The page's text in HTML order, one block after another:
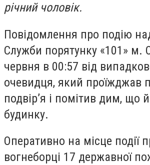
річний чоловік.
Повідомлення про подію
Служби порятунку «101» м.
червня в 00:57 від
очевидця, який проїжджав
подвір’я і помітив дим, що
будинку.
Оперативно на місце події
вогнеборці 17 державної